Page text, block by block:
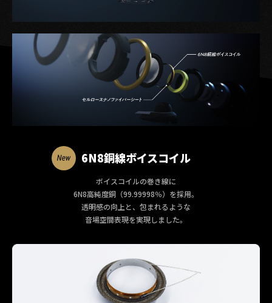
6N8銅線ボイスコイル
ボイスコイルの巻き線に
6N8高純度銅（99.99998％）を採用。
透明感の向上と、包まれるような
音場空間表現を実現しました。